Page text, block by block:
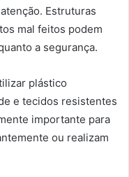
Estruturas
mal feitos podem
a segurança.
plástico
e tecidos resistentes
importante para
ou realizam